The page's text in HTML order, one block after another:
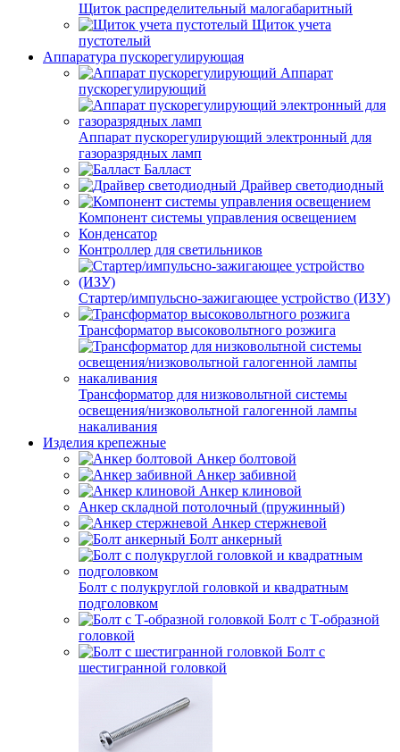
Щиток распределительный малогабаритный
Щиток учета
пустотелый
Аппаратура пускорегулирующая
Аппарат
пускорегулирующий
Аппарат пускорегулирующий электронный для
газоразрядных ламп
Балласт
Драйвер светодиодный
Компонент системы управления освещением
Конденсатор
Контроллер для светильников
Стартер/импульсно-зажигающее устройство (ИЗУ)
Трансформатор высоковольтного розжига
Трансформатор для низковольтной системы
освещения/низковольтной галогенной лампы
накаливания
Изделия крепежные
Анкер болтовой
Анкер забивной
Анкер клиновой
Анкер складной потолочный (пружинный)
Анкер стержневой
Болт анкерный
Болт с полукруглой головкой и квадратным
подголовком
Болт с Т-образной
головкой
Болт с
шестигранной головкой